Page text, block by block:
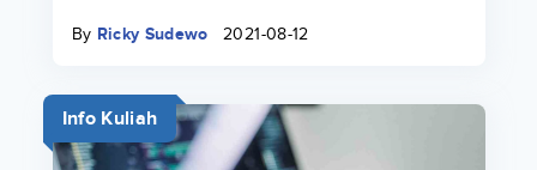
By Ricky Sudewo 2021-08-12
Info Kuliah